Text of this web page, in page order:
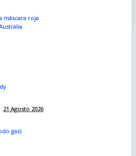
máscara roja
21 Agosto 2026
gas)